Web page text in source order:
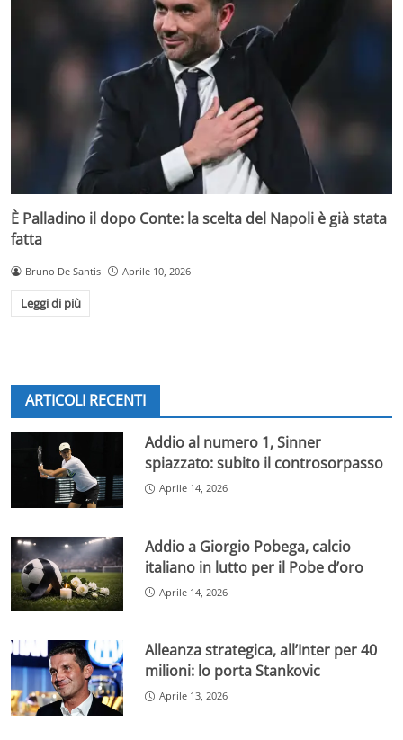
È Palladino il dopo Conte: la scelta del Napoli è già stata
fatta
Bruno De Santis Aprile 10, 2026
Leggi di più
ARTICOLI RECENTI
Addio al numero 1, Sinner
spiazzato: subito il controsorpasso
Aprile 14, 2026
Addio a Giorgio Pobega, calcio
italiano in lutto per il Pobe d’oro
Aprile 14, 2026
Alleanza strategica, all’Inter per 40
milioni: lo porta Stankovic
Aprile 13, 2026